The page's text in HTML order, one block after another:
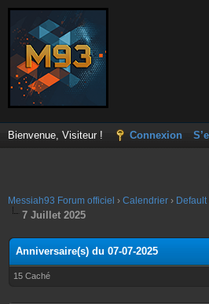
Bienvenue, Visiteur ! Connexion
Messiah93 Forum officiel › Calendrier ›
7 Juillet 2025
Anniversaire(s) du 07-07-2025
15 Caché